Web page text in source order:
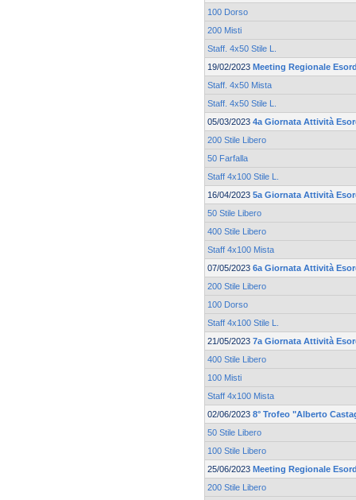
100 Dorso
200 Misti
Staff. 4x50 Stile L.
19/02/2023 Meeting Regionale
Staff. 4x50 Mista
Staff. 4x50 Stile L.
05/03/2023 4a Giornata Attività
200 Stile Libero
50 Farfalla
Staff 4x100 Stile L.
16/04/2023 5a Giornata Attività
50 Stile Libero
400 Stile Libero
Staff 4x100 Mista
07/05/2023 6a Giornata Attività
200 Stile Libero
100 Dorso
Staff 4x100 Stile L.
21/05/2023 7a Giornata Attività
400 Stile Libero
100 Misti
Staff 4x100 Mista
02/06/2023 8° Trofeo "Alberto
50 Stile Libero
100 Stile Libero
25/06/2023 Meeting Regionale
200 Stile Libero